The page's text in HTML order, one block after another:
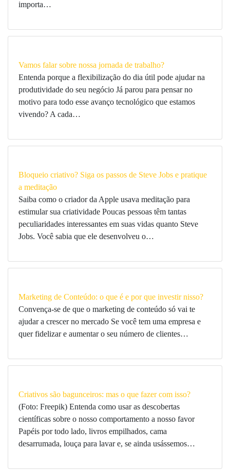
importa…
Vamos falar sobre nossa jornada de trabalho?
Entenda porque a flexibilização do dia útil pode ajudar na
produtividade do seu negócio Já parou para pensar no
motivo para todo esse avanço tecnológico que estamos
vivendo? A cada…
Bloqueio criativo? Siga os passos de Steve Jobs e pratique
a meditação
Saiba como o criador da Apple usava meditação para
estimular sua criatividade Poucas pessoas têm tantas
peculiaridades interessantes em suas vidas quanto Steve
Jobs. Você sabia que ele desenvolveu o…
Marketing de Conteúdo: o que é e por que investir nisso?
Convença-se de que o marketing de conteúdo só vai te
ajudar a crescer no mercado Se você tem uma empresa e
quer fidelizar e aumentar o seu número de clientes…
Criativos são bagunceiros: mas o que fazer com isso?
(Foto: Freepik) Entenda como usar as descobertas
científicas sobre o nosso comportamento a nosso favor
Papéis por todo lado, livros empilhados, cama
desarrumada, louça para lavar e, se ainda usássemos…